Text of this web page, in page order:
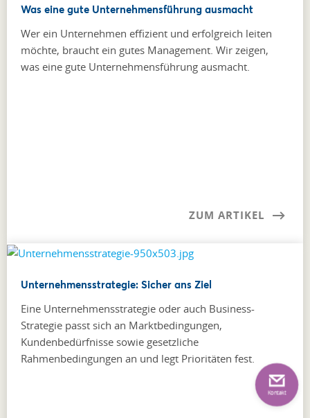
Was eine gute Unternehmensführung ausmacht
Wer ein Unternehmen effizient und erfolgreich leiten
möchte, braucht ein gutes Management. Wir zeigen,
was eine gute Unternehmensführung ausmacht.
ZUM ARTIKEL
Unternehmensstrategie: Sicher ans Ziel
Eine Unternehmensstrategie oder auch Business-
Strategie passt sich an Marktbedingungen,
Kundenbedürfnisse sowie gesetzliche
Rahmenbedingungen an und legt Prioritäten fest.
Kontakt